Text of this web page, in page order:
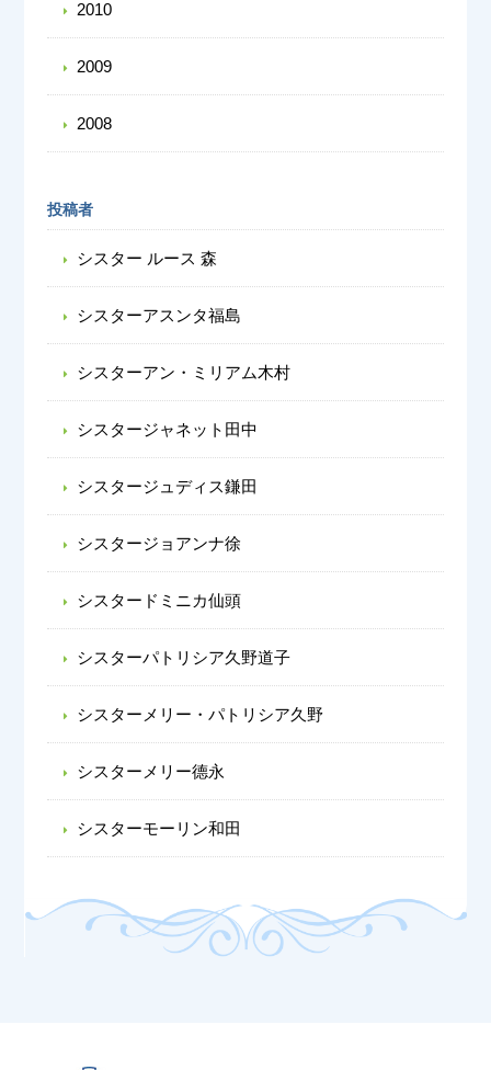
2010
2009
2008
投稿者
シスター ルース 森
シスターアスンタ福島
シスターアン・ミリアム木村
シスタージャネット田中
シスタージュディス鎌田
シスタージョアンナ徐
シスタードミニカ仙頭
シスターパトリシア久野道子
シスターメリー・パトリシア久野
シスターメリー德永
シスターモーリン和田